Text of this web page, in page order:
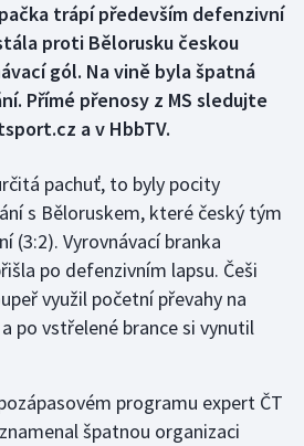
trápí především defenzivní
proti Bělorusku českou
gól. Na vině byla špatná
Přímé přenosy z MS sledujte
a v HbbTV.
pachuť, to byly pocity
s Běloruskem, které český tým
(3:2). Vyrovnávací branka
po defenzivním lapsu. Češi
využil početní převahy na
po vstřelené brance si vynutil
programu expert ČT
špatnou organizaci